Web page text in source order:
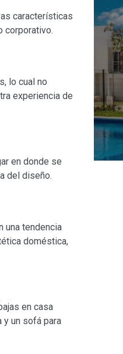
características
corporativo.
lo cual no
experiencia de
en donde se
del diseño.
una tendencia
doméstica,
en casa
y un sofá para